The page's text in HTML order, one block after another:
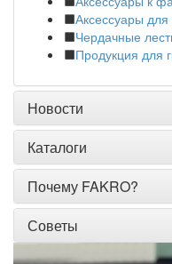
Аксессуары
Чердачные
Продукция для
Новости
Каталоги
Почему FAKRO?
Советы